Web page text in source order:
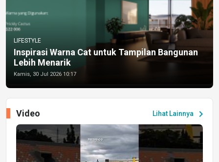
LIFESTYLE
Inspirasi Warna Cat untuk Tampilan Bangunan
Lebih Menarik
Kamis, 30 Jul 2026 10:17
Lihat Lainnya chevron_right
Video